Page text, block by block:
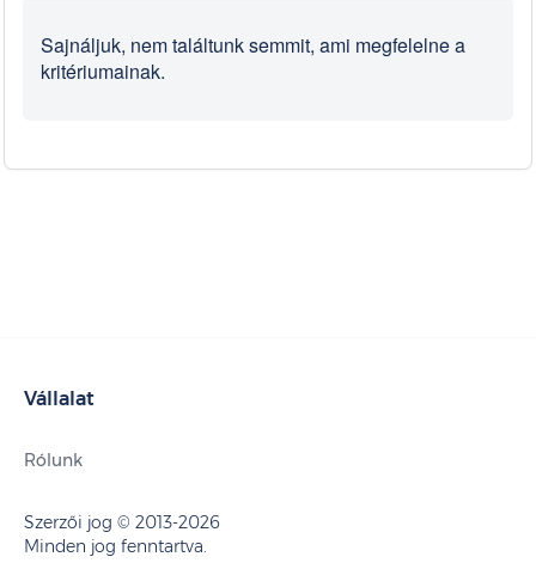
Sajnáljuk, nem találtunk semmit, ami megfelelne a
kritériumainak.
Vállalat
Rólunk
Szerzői jog © 2013-2026
Minden jog fenntartva.